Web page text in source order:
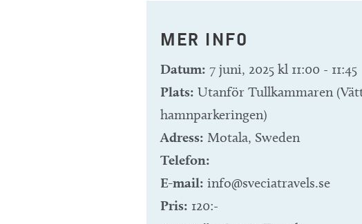
MER INFO
Datum: 7 juni, 2025 kl 11:00 - 11:45
Plats: Utanför Tullkammaren
hamnparkeringen)
Adress: Motala, Sweden
Telefon:
E-mail: info@sveciatravels.se
Pris: 120:-